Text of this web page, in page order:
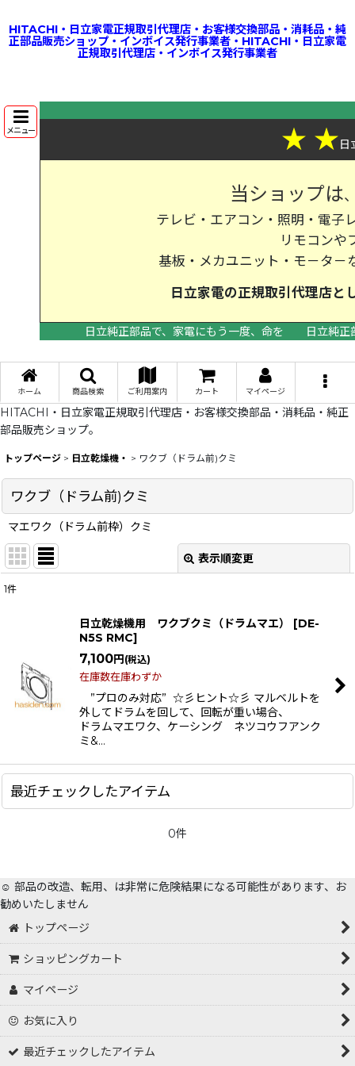
HITACHI・日立家電正規取引代理店・お客様交換部品・消耗品・純
正部品販売ショップ・インボイス発行事業者・HITACHI・日立家電
正規取引代理店・インボイス発行事業者
メニュー ★ ★日
当ショップは
テレビ・エアコン・照明・電子
リモコンや
基板・メカユニット・モ－タ－
日立家電の正規取引代理店
日立純正部品で、家電にもう一度、命を
日立純
ホーム 商品検索 ご利用案内 カート マイページ
HITACHI・日立家電正規取引代理店・お客様交換部品・消耗品・純正
部品販売ショップ。
トップページ > 日立乾燥機・ > ワクブ（ドラム前)クミ
ワクブ（ドラム前)クミ
マエワク（ドラム前枠）クミ
表示順変更
並び順
絞り込む
1件
日立乾燥機用 ワクブクミ（ドラムマエ） [DE-
N5S RMC]
7,100円 (税込)
在庫数在庫わずか
”プロのみ対応” ☆彡ヒント☆彡 マルベルトを
外してドラムを回して、回転が重い場合、
ドラムマエワク、ケーシング ネツコウフアンク
ミ&…
最近チェックしたアイテム
0件
☺️ 部品の改造、転用、は非常に危険結果になる可能性があります、お
勧めいたしません
トップページ
ショッピングカート
マイページ
お気に入り
最近チェックしたアイテム